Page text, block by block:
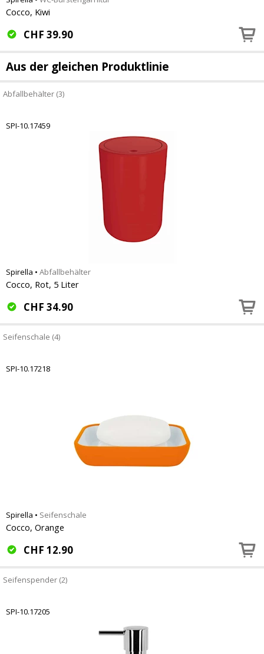
Cocco, Kiwi
CHF 39.90
Aus der gleichen Produktlinie
Abfallbehälter (3)
SPI-10.17459
Spirella • Abfallbehälter
Cocco, Rot, 5 Liter
CHF 34.90
Seifenschale (4)
SPI-10.17218
Spirella • Seifenschale
Cocco, Orange
CHF 12.90
Seifenspender (2)
SPI-10.17205